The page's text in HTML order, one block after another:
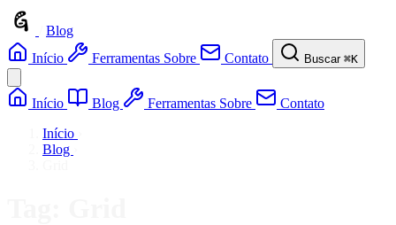
Blog
Início
Ferramentas Sobre Contato Buscar ⌘K
Início Blog Ferramentas Sobre
Contato
Início
Blog